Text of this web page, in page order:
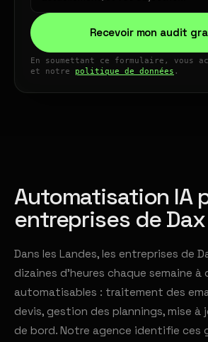
Recevoir mon audit
En soumettant ce formulaire, vous
et notre politique de données .
Automatisation IA
entreprises de Dax
Dans les Landes, les entreprises de
dizaines d'heures chaque semaine à
automatisables : traitement des
devis, gestion des plannings, mise à
de bord. Notre agence identifie ces